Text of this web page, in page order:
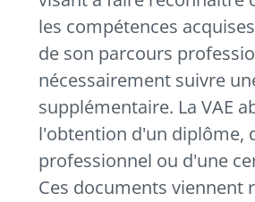
les compétences
de son parcours
nécessairement suivre
supplémentaire. La VAE
l'obtention d'un diplôme,
professionnel ou d'une
Ces documents viennent